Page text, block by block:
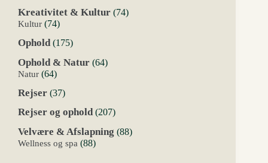
Kreativitet & Kultur 7474
Kultur 7474
Ophold 175175
Ophold & Natur 6464
Natur 6464
Rejser 3737
Rejser og ophold 207207
Velvære & Afslapning 8888
Wellness og spa 8888